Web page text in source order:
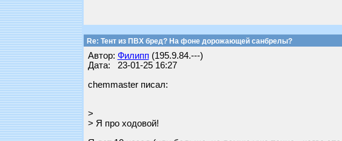
Re: Тент из ПВХ бред? На фоне дорожающей санбрелы?
Автор: Филипп (195.9.84.---)
Дата: 23-01-25 16:27
chemmaster писал:
>
> Я про ходовой!